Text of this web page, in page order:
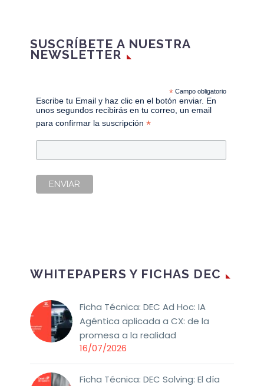
SUSCRÍBETE A NUESTRA
NEWSLETTER
*Campo obligatorio
Escribe tu Email y haz clic en el botón enviar. En
unos segundos recibirás en tu correo, un email
para confirmar la suscripción*
WHITEPAPERS Y FICHAS DEC
Ficha Técnica: DEC Ad Hoc: IA
Agéntica aplicada a CX: de la
promesa a la realidad
16/07/2026
Ficha Técnica: DEC Solving: El día